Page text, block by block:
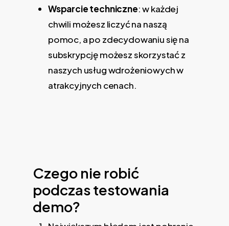
Wsparcie techniczne: w każdej
chwili możesz liczyć na naszą
pomoc, a po zdecydowaniu się na
subskrypcję możesz skorzystać z
naszych usług wdrożeniowych w
atrakcyjnych cenach.
Czego nie robić
podczas testowania
demo?